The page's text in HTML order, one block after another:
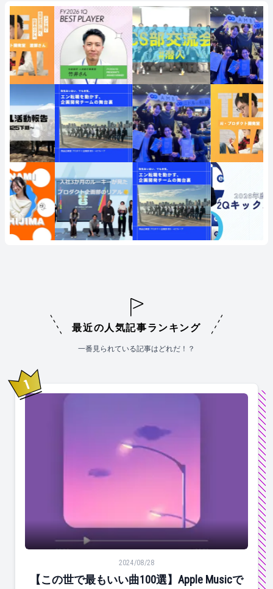
最近の人気記事ランキング
一番見られている記事はどれだ！？
1位
【この世で最もいい曲100選】Apple Musicで同じプレ
2024/08/28
【この世で最もいい曲100選】Apple Musicで